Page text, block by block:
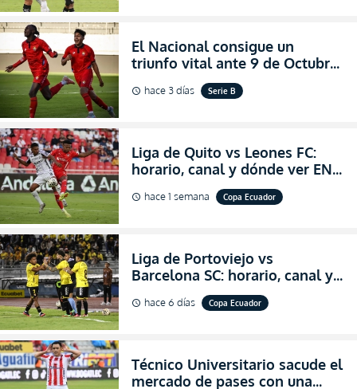
El Nacional consigue un
triunfo vital ante 9 de Octubre
para encender la fe en la
salvación
schedule hace 3 días Serie B
Liga de Quito vs Leones FC:
horario, canal y dónde ver EN
VIVO los octavos de final de la
Copa Ecuador 2026
schedule hace 1 semana Copa Ecuador
Liga de Portoviejo vs
Barcelona SC: horario, canal y
dónde ver EN VIVO los octavos
de final de la Copa Ecuador
schedule hace 6 días Copa Ecuador
Técnico Universitario sacude el
mercado de pases con una